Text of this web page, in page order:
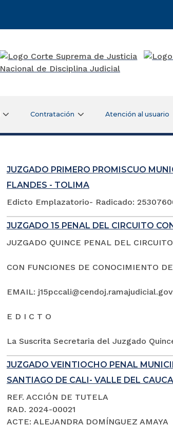
Contratación Atención al usuario
JUZGADO PRIMERO PROMISCUO
FLANDES - TOLIMA
Edicto Emplazatorio- Radicado:
JUZGADO 15 PENAL DEL CIRCUITO
JUZGADO QUINCE PENAL DEL CIRCUITO
CON FUNCIONES DE CONOCIMIENTO
EMAIL:
E D I C T O
La Suscrita Secretaria del Juzgado
JUZGADO VEINTIOCHO PENAL
SANTIAGO DE CALI- VALLE DEL CAUCA
REF. ACCIÓN DE TUTELA
RAD. 2024-00021
ACTE: ALEJANDRA DOMÍNGUEZ AMAYA